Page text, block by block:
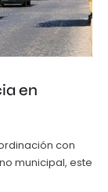
en
con
municipal, este